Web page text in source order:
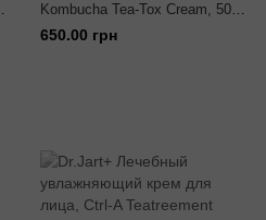
Kombucha Tea-Tox Cream, 50
мл
650.00 грн